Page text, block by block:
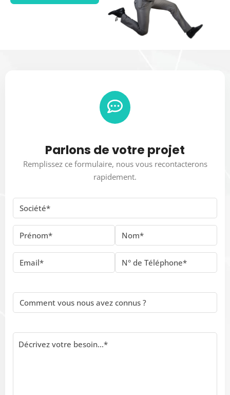
Parlons de votre projet
Remplissez ce formulaire, nous vous recontacterons
rapidement.